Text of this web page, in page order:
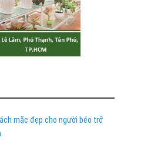
mặc đẹp cho người béo trở